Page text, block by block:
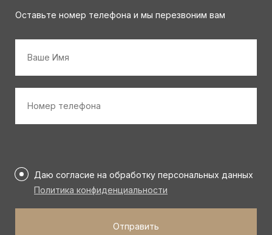
Оставьте номер телефона и мы перезвоним вам
телефона
*
Даю согласие на обработку персональных данных
Политика конфиденциальности